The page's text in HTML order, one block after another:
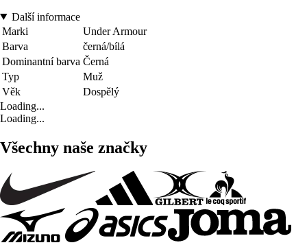
Další informace
Marki
Under Armour
Barva
černá/bílá
Dominantní barva Černá
Typ
Muž
Věk
Dospělý
Loading...
Loading...
Všechny naše značky